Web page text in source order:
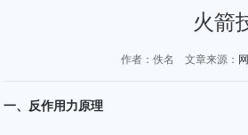
火箭
作者：佚名 文章来源：
一、反作用力原理